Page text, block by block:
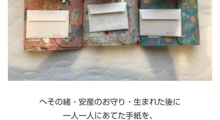
へその緒・安産のお守り・生まれた後に
一人一人にあてた手紙を、